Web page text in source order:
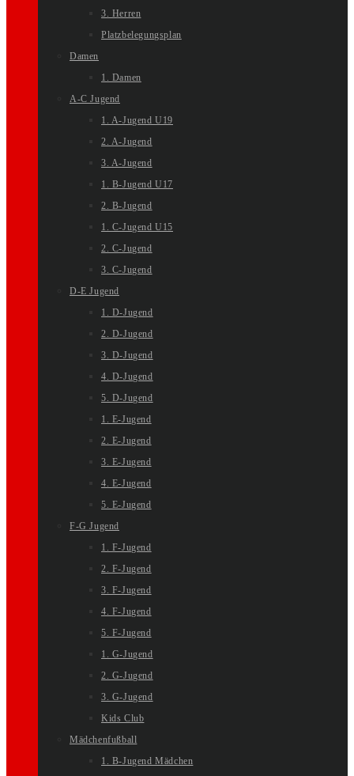
3. Herren
Platzbelegungsplan
Damen
1. Damen
A-C Jugend
1. A-Jugend U19
2. A-Jugend
3. A-Jugend
1. B-Jugend U17
2. B-Jugend
1. C-Jugend U15
2. C-Jugend
3. C-Jugend
D-E Jugend
1. D-Jugend
2. D-Jugend
3. D-Jugend
4. D-Jugend
5. D-Jugend
1. E-Jugend
2. E-Jugend
3. E-Jugend
4. E-Jugend
5. E-Jugend
F-G Jugend
1. F-Jugend
2. F-Jugend
3. F-Jugend
4. F-Jugend
5. F-Jugend
1. G-Jugend
2. G-Jugend
3. G-Jugend
Kids Club
Mädchenfußball
1. B-Jugend Mädchen